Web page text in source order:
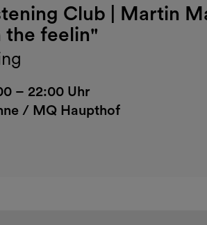
Club | Martin
the feelin"
– 22:00 Uhr
/ MQ Haupthof